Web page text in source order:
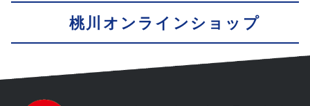
桃川オンラインショップ